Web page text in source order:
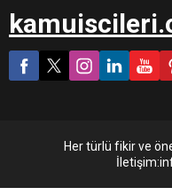
Her türlü fikir ve